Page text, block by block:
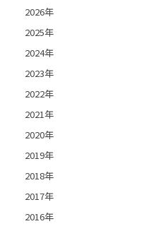
2026年
2025年
2024年
2023年
2022年
2021年
2020年
2019年
2018年
2017年
2016年